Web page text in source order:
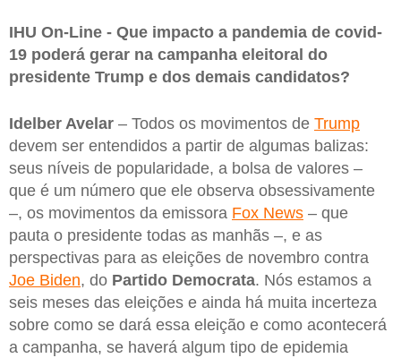
IHU On-Line - Que impacto a pandemia de covid-
19 poderá gerar na campanha eleitoral do
presidente Trump e dos demais candidatos?
Idelber Avelar – Todos os movimentos de Trump
devem ser entendidos a partir de algumas balizas:
seus níveis de popularidade, a bolsa de valores –
que é um número que ele observa obsessivamente
–, os movimentos da emissora Fox News – que
pauta o presidente todas as manhãs –, e as
perspectivas para as eleições de novembro contra
Joe Biden, do Partido Democrata. Nós estamos a
seis meses das eleições e ainda há muita incerteza
sobre como se dará essa eleição e como acontecerá
a campanha, se haverá algum tipo de epidemia